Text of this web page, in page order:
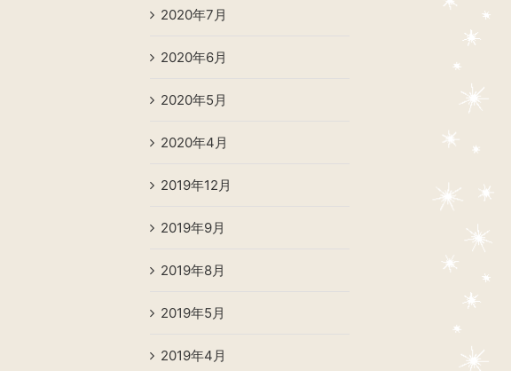
2020年7月
2020年6月
2020年5月
2020年4月
2019年12月
2019年9月
2019年8月
2019年5月
2019年4月